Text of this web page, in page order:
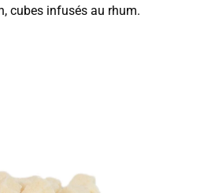
cubes infusés au rhum.